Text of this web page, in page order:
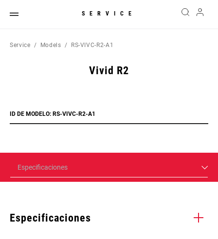
SERVICE
Service Models RS-VIVC-R2-A1
Vivid R2
ID DE MODELO: RS-VIVC-R2-A1
Especificaciones
Especificaciones